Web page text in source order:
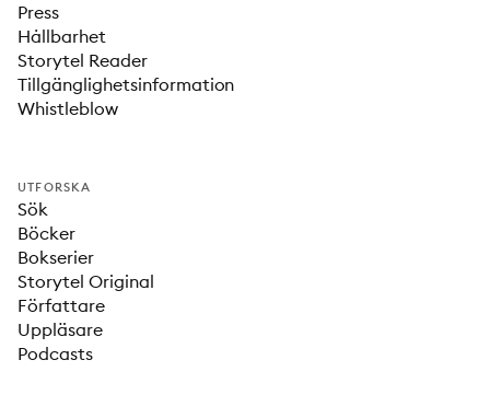
Press
Hållbarhet
Storytel Reader
Tillgänglighetsinformation
Whistleblow
UTFORSKA
Sök
Böcker
Bokserier
Storytel Original
Författare
Uppläsare
Podcasts